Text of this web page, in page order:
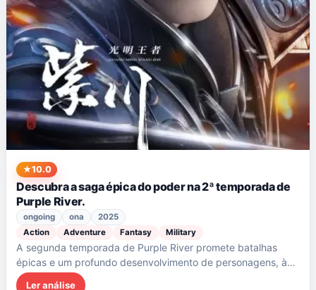
10.0
Descubra a saga épica do poder na 2ª temporada de
Purple River.
ongoing ona
2025
Action
Adventure Fantasy Military
A segunda temporada de Purple River promete batalhas
épicas e um profundo desenvolvimento de personagens, à…
Ler análise